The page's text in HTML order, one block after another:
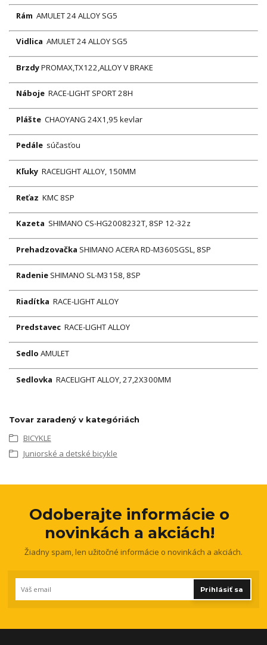
Rám AMULET 24 ALLOY SG5
Vidlica AMULET 24 ALLOY SG5
BrzdyPROMAX,TX122,ALLOY V BRAKE
Náboje RACE-LIGHT SPORT 28H
Plášte CHAOYANG 24X1,95 kevlar
Pedále súčasťou
Kľuky RACELIGHT ALLOY, 150MM
Reťaz KMC 8SP
Kazeta SHIMANO CS-HG2008232T, 8SP 12-32z
Prehadzovačka SHIMANO ACERA RD-M360SGSL, 8SP
Radenie SHIMANO SL-M3158, 8SP
Riadítka RACE-LIGHT ALLOY
Predstavec RACE-LIGHT ALLOY
Sedlo AMULET
Sedlovka RACELIGHT ALLOY, 27,2X300MM
Tovar zaradený v kategóriách
BICYKLE
Juniorské a detské bicykle
Odoberajte informácie o
novinkách a akciách!
Žiadny spam, len užitočné informácie o novinkách a akciách.
Prihlásiť sa